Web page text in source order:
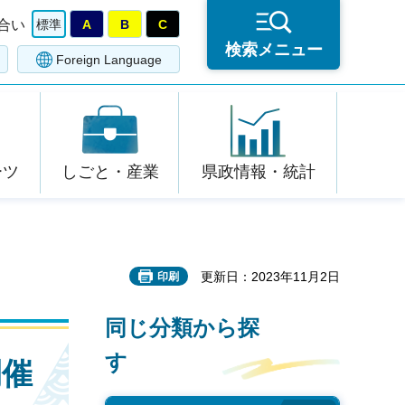
い 標準 A B C
Foreign Language
検索メニュー
しごと・産業 県政情報・統計
印刷 更新日：2023年11月2日
同じ分類から探
す